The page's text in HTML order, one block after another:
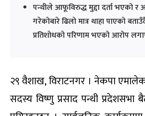
पन्थीले आफूविरुद्ध मुद्दा दर्ता भएको
गरेकोबारे ढिलो मात्र थाहा पाएको
प्रतिशोधको परिणाम भएको आरोप
२९ वैशाख, विराटनगर । नेकपा
सदस्य विष्णु प्रसाद पन्थी प्रदेशसभा